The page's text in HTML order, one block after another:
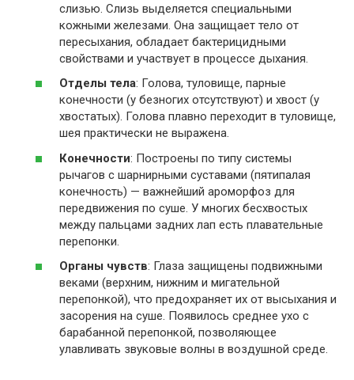
слизью. Слизь выделяется специальными
кожными железами. Она защищает тело от
пересыхания, обладает бактерицидными
свойствами и участвует в процессе дыхания.
Отделы тела: Голова, туловище, парные
конечности (у безногих отсутствуют) и хвост (у
хвостатых). Голова плавно переходит в туловище,
шея практически не выражена.
Конечности: Построены по типу системы
рычагов с шарнирными суставами (пятипалая
конечность) — важнейший ароморфоз для
передвижения по суше. У многих бесхвостых
между пальцами задних лап есть плавательные
перепонки.
Органы чувств: Глаза защищены подвижными
веками (верхним, нижним и мигательной
перепонкой), что предохраняет их от высыхания и
засорения на суше. Появилось среднее ухо с
барабанной перепонкой, позволяющее
улавливать звуковые волны в воздушной среде.